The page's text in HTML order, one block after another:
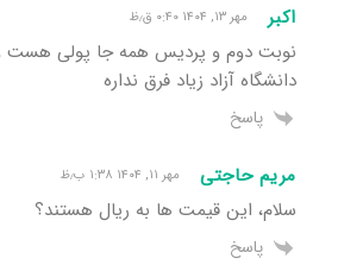
اکبر مهر ۱۳, ۱۴۰۴ ۰:۴۰ ق٫ظ
نوبت دوم و پردیس همه جا پولی هست
دانشگاه آزاد زیاد فرق نداره
پاسخ
مریم حاجتی مهر ۱۱, ۱۴۰۴ ۱:۳۸ ب٫ظ
سلام، این قیمت ها به ریال هستند؟
پاسخ